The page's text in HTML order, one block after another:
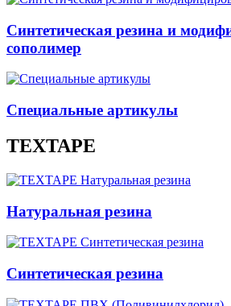
Синтетическая резина и
сополимер
Специальные артикулы
TEXTAPE
Натуральная резина
Синтетическая резина